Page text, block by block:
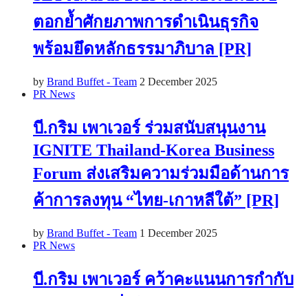
ตอกย้ำศักยภาพการดำเนินธุรกิจ
พร้อมยึดหลักธรรมาภิบาล [PR]
by Brand Buffet - Team 2 December 2025
PR News
บี.กริม เพาเวอร์ ร่วมสนับสนุนงาน
IGNITE Thailand-Korea Business
Forum ส่งเสริมความร่วมมือด้านการ
ค้าการลงทุน “ไทย-เกาหลีใต้” [PR]
by Brand Buffet - Team 1 December 2025
PR News
บี.กริม เพาเวอร์ คว้าคะแนนการกำกับ